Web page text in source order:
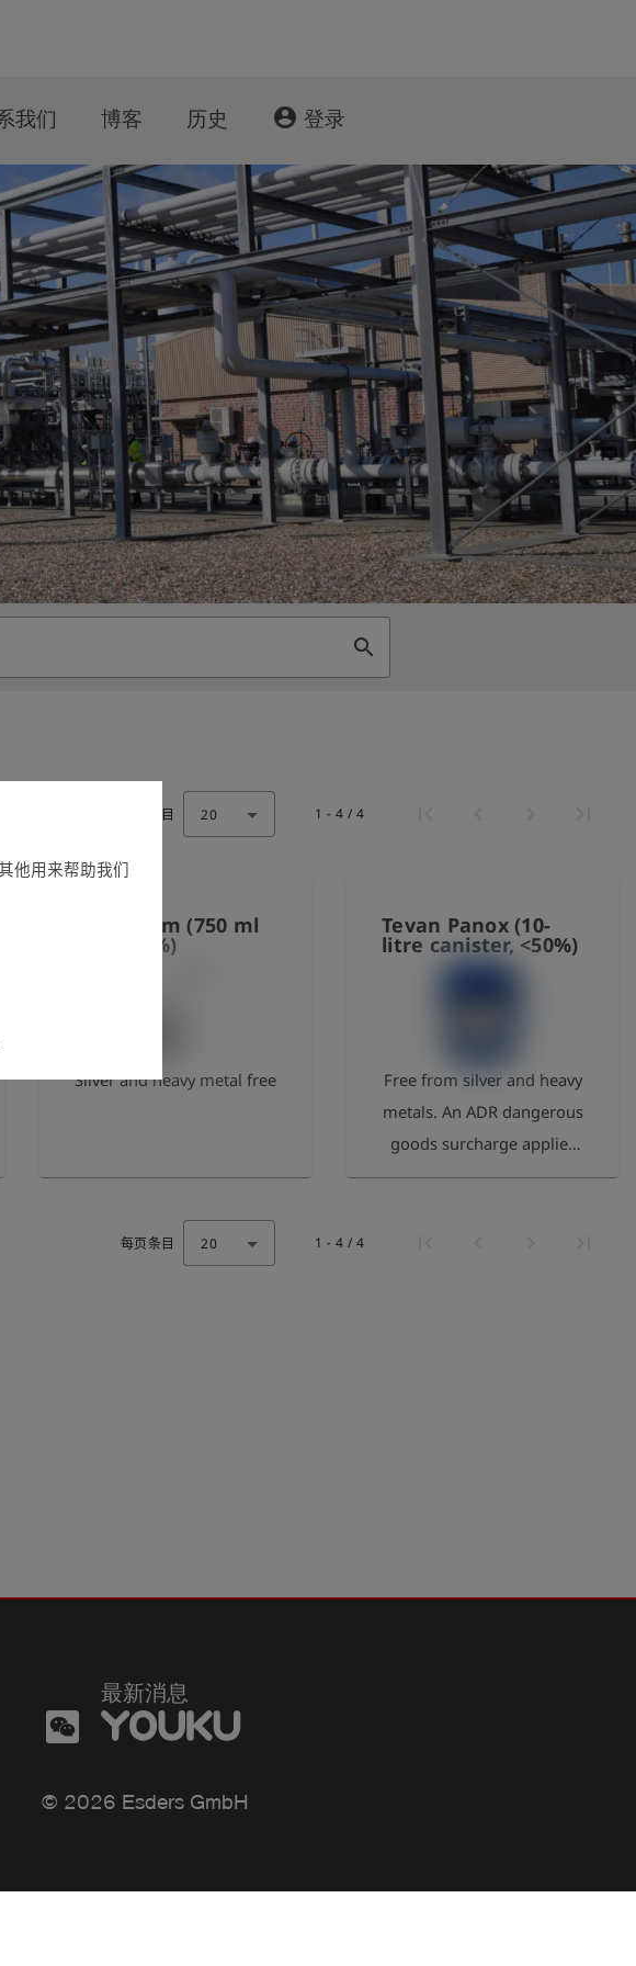
他用来帮助我们
我们 博客 历史 account_circle 登录
search
每页条目 20 1 - 4 / 4
Aquanorm (750 ml
Spray, 3%)
Silver and heavy metal free
Tevan Panox (10-
litre canister, <50%)
Free from silver and heavy
metals. An ADR dangerous
goods surcharge applies
to shipments. PLEASE
每页条目 20 1 - 4 / 4
最新消息
© 2026 Esders GmbH